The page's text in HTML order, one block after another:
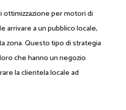
ottimizzazione per motori di
arrivare a un pubblico locale,
zona. Questo tipo di strategia
che hanno un negozio
la clientela locale ad